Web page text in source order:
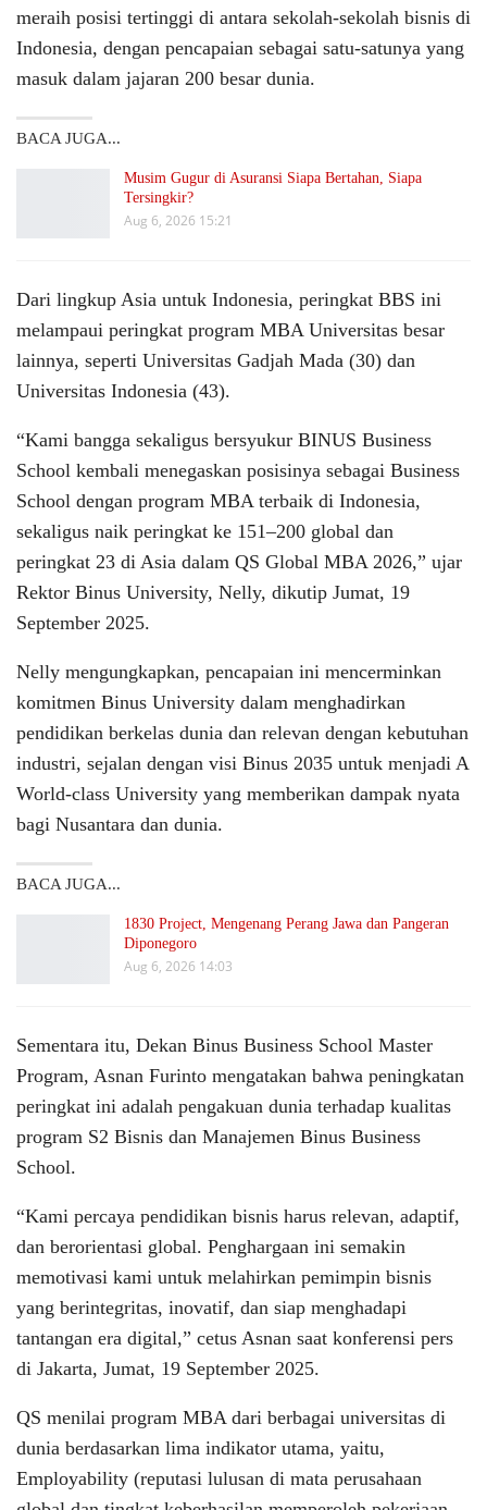
meraih posisi tertinggi di antara sekolah-sekolah bisnis di
Indonesia, dengan pencapaian sebagai satu-satunya yang
masuk dalam jajaran 200 besar dunia.
BACA JUGA...
Musim Gugur di Asuransi Siapa Bertahan, Siapa
Tersingkir?
Aug 6, 2026 15:21
Dari lingkup Asia untuk Indonesia, peringkat BBS ini
melampaui peringkat program MBA Universitas besar
lainnya, seperti Universitas Gadjah Mada (30) dan
Universitas Indonesia (43).
“Kami bangga sekaligus bersyukur BINUS Business
School kembali menegaskan posisinya sebagai Business
School dengan program MBA terbaik di Indonesia,
sekaligus naik peringkat ke 151–200 global dan
peringkat 23 di Asia dalam QS Global MBA 2026,” ujar
Rektor Binus University, Nelly, dikutip Jumat, 19
September 2025.
Nelly mengungkapkan, pencapaian ini mencerminkan
komitmen Binus University dalam menghadirkan
pendidikan berkelas dunia dan relevan dengan kebutuhan
industri, sejalan dengan visi Binus 2035 untuk menjadi A
World-class University yang memberikan dampak nyata
bagi Nusantara dan dunia.
BACA JUGA...
1830 Project, Mengenang Perang Jawa dan Pangeran
Diponegoro
Aug 6, 2026 14:03
Sementara itu, Dekan Binus Business School Master
Program, Asnan Furinto mengatakan bahwa peningkatan
peringkat ini adalah pengakuan dunia terhadap kualitas
program S2 Bisnis dan Manajemen Binus Business
School.
“Kami percaya pendidikan bisnis harus relevan, adaptif,
dan berorientasi global. Penghargaan ini semakin
memotivasi kami untuk melahirkan pemimpin bisnis
yang berintegritas, inovatif, dan siap menghadapi
tantangan era digital,” cetus Asnan saat konferensi pers
di Jakarta, Jumat, 19 September 2025.
QS menilai program MBA dari berbagai universitas di
dunia berdasarkan lima indikator utama, yaitu,
Employability (reputasi lulusan di mata perusahaan